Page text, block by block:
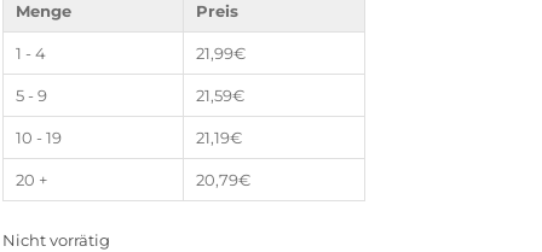
Nicht vorrätig
Menge Preis
1 - 4 21,99€
5 - 9 21,59€
10 - 19 21,19€
20 + 20,79€